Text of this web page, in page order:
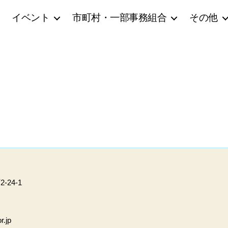
イベント 市町村・一部事務組合 その他
24-1